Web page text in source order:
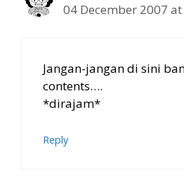
04 December 2007
Jangan-jangan di sini
contents….
*dirajam*
Reply